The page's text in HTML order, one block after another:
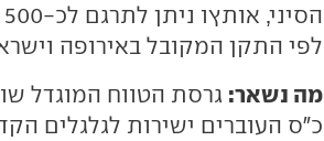
לפי התקן המקובל באירופה
מה נשאר:
כ"ס העוברים ישירות לגלגלים